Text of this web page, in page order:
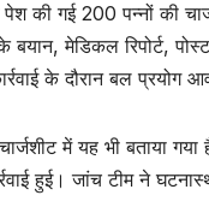
पेश की गई 200 पन्नों की
के बयान, मेडिकल रिपोर्ट,
के दौरान बल प्रयोग
में यह भी बताया
हुई। जांच टीम ने